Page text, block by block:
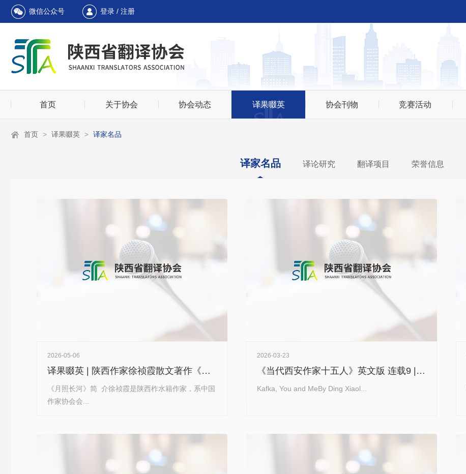
微信公众号 登录 / 注册
首页 关于协会 协会动态 译果啜英 协会刊物 竞赛活动
首页 > 译果啜英 > 译家名品
译家名品 译论研究 翻译项目 荣誉信息
2026-05-06
译果啜英 | 陕西作家徐祯霞散文著作《月照长河》翻译作品出版发行！
《月照长河》简 介徐祯霞是陕西柞水籍作家，系中国
作家协会会...
2026-03-23
《当代西安作家十五人》英文版 连载9 | 丁小龙《卡夫卡与我们》Kafka, You and Me
Kafka, You and MeBy Ding Xiaol...